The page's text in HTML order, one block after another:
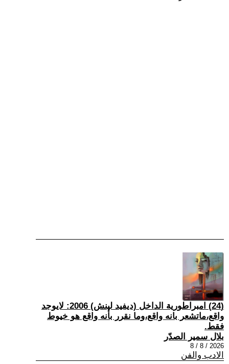
(24) امبراطورية الداخل (ديفيد لينش) 2006: لايوجد
واقع،ماتشعر بانه واقع،وما نقرر بأنه واقع هو خيوط
فقط.
بلال سمير الصدّر
2026 / 8 / 8
الادب والفن